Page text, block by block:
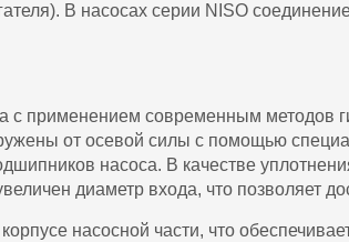
В насосах серии NISO
с применением современным методов
от осевой силы с помощью
насоса. В качестве
диаметр входа, что позволяет
насосной части, что